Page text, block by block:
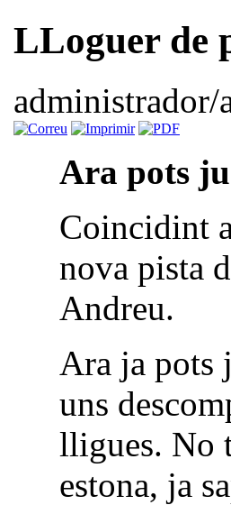
LLoguer de
administrador/
Ara pots
Coincidint
nova pista
Andreu.
Ara ja pots
uns
lligues. No
estona, ja